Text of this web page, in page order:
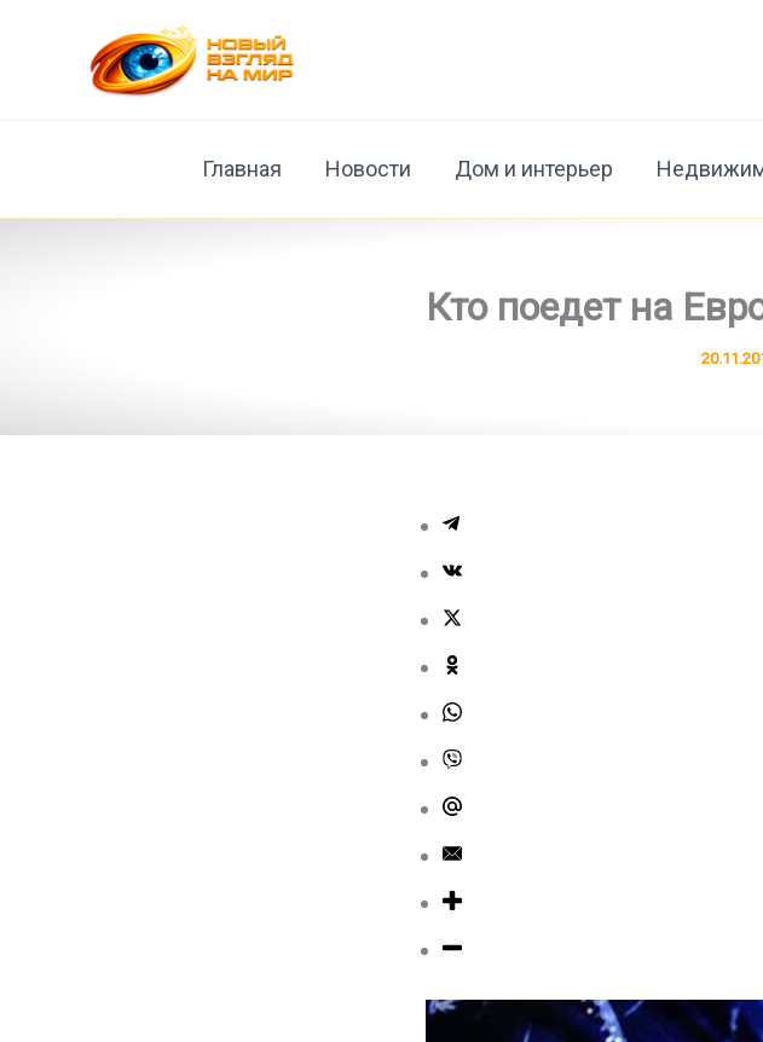
содержимому
Главная Новости Дом и интерьер
Кто поедет на